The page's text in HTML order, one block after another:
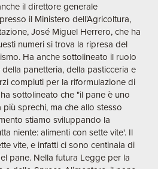
il direttore generale
il Ministero dell'Agricoltura,
José Miguel Herrero, che ha
numeri si trova la ripresa del
Ha anche sottolineato il ruolo
panetteria, della pasticceria e
compiuti per la riformulazione di
sottolineato che "il pane è uno
sprechi, ma che allo stesso
stiamo sviluppando la
niente: alimenti con sette vite'. Il
vite, e infatti ci sono centinaia di
pane. Nella futura Legge per la